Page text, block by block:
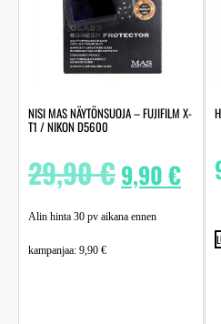
NISI MAS NÄYTÖNSUOJA – FUJIFILM X-
T1 / NIKON D5600
29,90€9,90€
Alin hinta 30 pv aikana ennen
kampanjaa: 9,90 €